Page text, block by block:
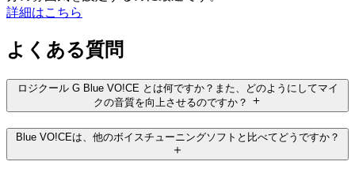
詳細はこちら
よくある質問
ロジクール G Blue VO!CE とは何ですか？また、どのようにしてマイ
クの音質を向上させるのですか？
Blue VO!CEは、他のボイスチューニングソフトと比べてどうですか？